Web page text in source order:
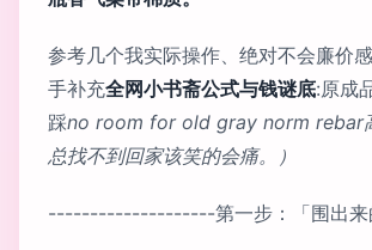
参考几个我实际操作、绝对不会廉价
手补充全网小书斋公式与钱谜底:原成
踩no room for old gray norm rebar
总找不到回家该笑的会痛。）
--------------------第一步：「围出来